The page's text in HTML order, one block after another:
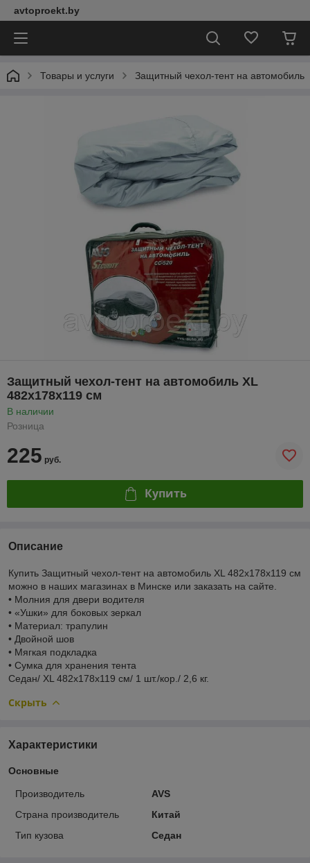
avtoproekt.by
Товары и услуги Защитный чехол-тент на автомобиль
Защитный чехол-тент на автомобиль XL
482х178х119 см
В наличии
Розница
225 руб.
Купить
Описание
Купить Защитный чехол-тент на автомобиль XL 482х178х119 см
можно в наших магазинах в Минске или заказать на сайте.
• Молния для двери водителя
• «Ушки» для боковых зеркал
• Материал: трапулин
• Двойной шов
• Мягкая подкладка
• Сумка для хранения тента
Седан/ XL 482х178х119 см/ 1 шт./кор./ 2,6 кг.
Скрыть
Характеристики
Основные
Производитель
AVS
Страна производитель
Китай
Тип кузова
Седан